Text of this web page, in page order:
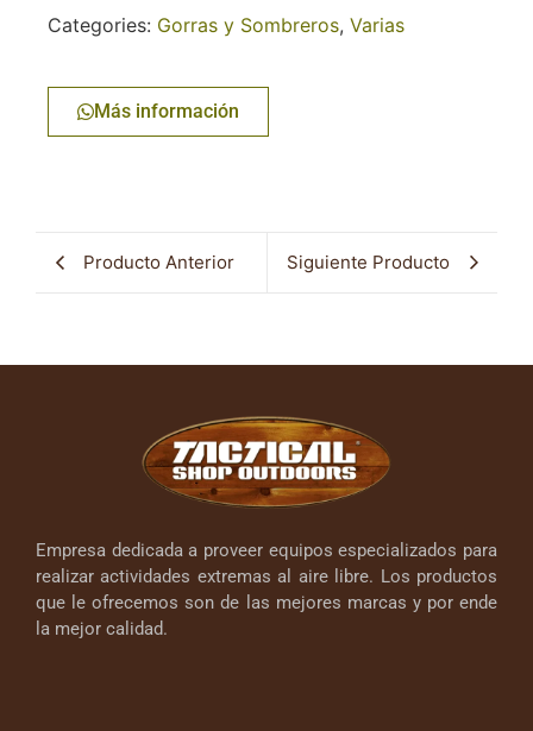
Categories: Gorras y Sombreros, Varias
Más información
Producto Anterior Siguiente Producto
Empresa dedicada a proveer equipos especializados para
realizar actividades extremas al aire libre. Los productos
que le ofrecemos son de las mejores marcas y por ende
la mejor calidad.